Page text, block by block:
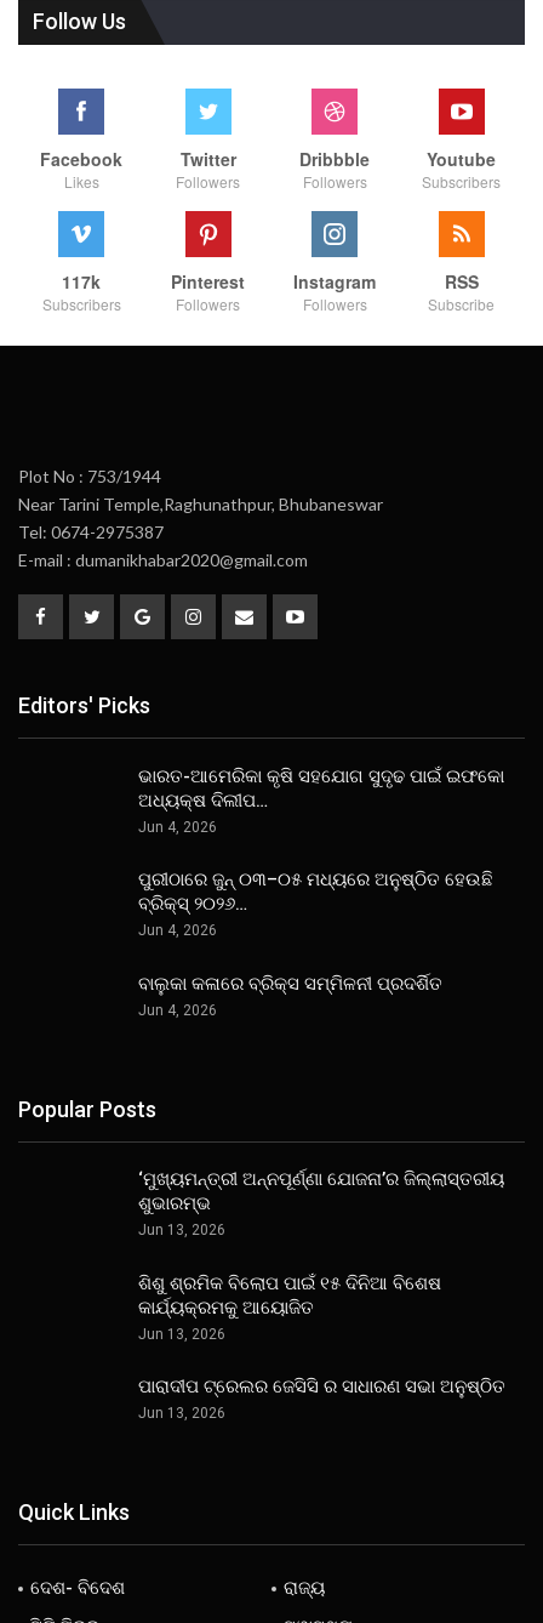
Follow Us
Facebook
Likes
Twitter
Followers
Dribbble
Followers
Youtube
Subscribers
117k
Subscribers
Pinterest
Followers
Instagram
Followers
RSS
Subscribe
Plot No : 753/1944
Near Tarini Temple,Raghunathpur, Bhubaneswar
Tel: 0674-2975387
E-mail : dumanikhabar2020@gmail.com
Editors' Picks
ଭାରତ-ଆମେରିକା କୃଷି ସହଯୋଗ ସୁଦୃଢ ପାଇଁ ଇଫକୋ
ଅଧ୍ୟକ୍ଷ ଦିଲୀପ…
Jun 4, 2026
ପୁରୀଠାରେ ଜୁନ୍ ୦୩–୦୫ ମଧ୍ୟରେ ଅନୁଷ୍ଠିତ ହେଉଛି
ବ୍ରିକ୍ସ୍ ୨୦୨୬…
Jun 4, 2026
ବାଲୁକା କଳାରେ ବ୍ରିକ୍ସ ସମ୍ମିଳନୀ ପ୍ରଦର୍ଶିତ
Jun 4, 2026
Popular Posts
‘ମୁଖ୍ୟମନ୍ତ୍ରୀ ଅନ୍ନପୂର୍ଣ୍ଣା ଯୋଜନା’ର ଜିଲ୍ଲାସ୍ତରୀୟ
ଶୁଭାରମ୍ଭ
Jun 13, 2026
ଶିଶୁ ଶ୍ରମିକ ବିଲୋପ ପାଇଁ ୧୫ ଦିନିଆ ବିଶେଷ
କାର୍ଯ୍ୟକ୍ରମକୁ ଆୟୋଜିତ
Jun 13, 2026
ପାରାଦୀପ ଟ୍ରେଲର ଜେସିସି ର ସାଧାରଣ ସଭା ଅନୁଷ୍ଠିତ
Jun 13, 2026
Quick Links
ଦେଶ- ବିଦେଶ
ରାଜ୍ୟ